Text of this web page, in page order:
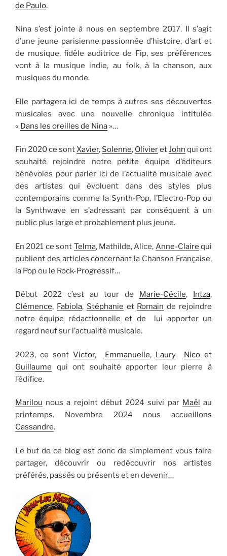
de Paulo.
Nina s’est jointe à nous en septembre 2017. Il s’agit
d’une jeune parisienne passionnée d’histoire, d’art et
de musique, fidèle auditrice de Fip, ses préférences
vont à la musique indie, au folk, à la chanson, aux
musiques du monde.
Elle partagera ici de temps à autres ses découvertes
musicales avec une nouvelle chronique intitulée
« Dans les oreilles de Nina »…
Fin 2020 ce sontXavier, Solenne, OlivieretJohn qui ont
souhaité rejoindre notre petite équipe d’éditeurs
bénévoles pour parler ici de l’actualité musicale avec
des artistes qui évoluent dans des styles plus
contemporains comme la Synth-Pop, l’Electro-Pop ou
la Synthwave en s’adressant par conséquent à un
public plus large et probablement plus jeune.
En 2021 ce sont Telma, Mathilde, Alice, Anne-Claire qui
publient des articles concernant la Chanson Française,
la Pop ou le Rock-Progressif…
Début 2022 c’est au tour de Marie-Cécile, Intza,
Clémence, Fabiola, Stéphanie et Romain de rejoindre
notre équipe rédactionnelle et de lui apporter un
regard neuf sur l’actualité musicale.
2023, ce sontVictor, Emmanuelle, Laury Nicoet
Guillaume qui ont souhaité apporter leur pierre à
l’édifice.
Marilou nous a rejoint début 2024 suivi par Maël au
printemps. Novembre 2024 nous accueillons
Cassandre.
Le but de ce blog est donc de simplement vous faire
partager, découvrir ou redécouvrir nos artistes
préférés, passés ou présents et en devenir…